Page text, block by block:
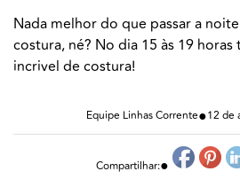
Nada melhor do que passar a
costura, né? No dia 15 às 19
incrivel de costura!
Equipe Linhas Corrente●12 de
Compartilhar:●